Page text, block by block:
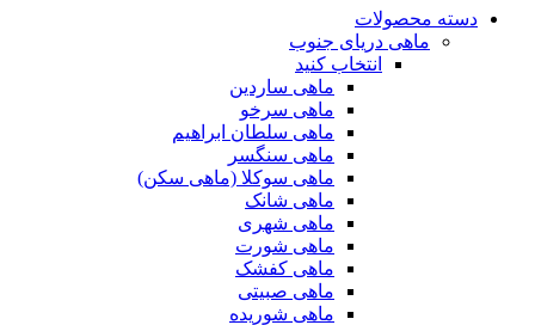
دسته محصولات
ماهی دریای جنوب
انتخاب کنید
ماهی ساردین
ماهی سرخو
ماهی سلطان ابراهیم
ماهی سنگسر
ماهی سوکلا (ماهی سکن)
ماهی شانک
ماهی شهری
ماهی شورت
ماهی کفشک
ماهی صبیتی
ماهی شوریده